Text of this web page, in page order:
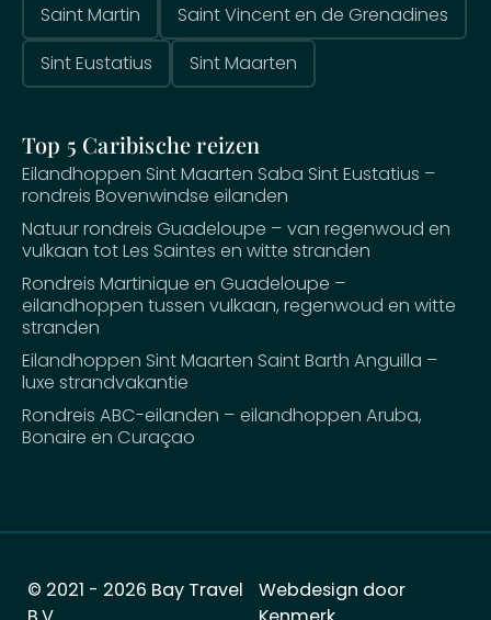
Saint Martin
Saint Vincent en de Grenadines
Sint Eustatius
Sint Maarten
Top 5 Caribische reizen
Eilandhoppen Sint Maarten Saba Sint Eustatius –
rondreis Bovenwindse eilanden
Natuur rondreis Guadeloupe – van regenwoud en
vulkaan tot Les Saintes en witte stranden
Rondreis Martinique en Guadeloupe –
eilandhoppen tussen vulkaan, regenwoud en witte
stranden
Eilandhoppen Sint Maarten Saint Barth Anguilla –
luxe strandvakantie
Rondreis ABC-eilanden – eilandhoppen Aruba,
Bonaire en Curaçao
© 2021 - 2026 Bay Travel
Webdesign door